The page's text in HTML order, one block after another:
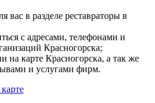
вас в разделе реставраторы в
с адресами, телефонами и
Красногорска;
на карте Красногорска, а так же
и услугами фирм.